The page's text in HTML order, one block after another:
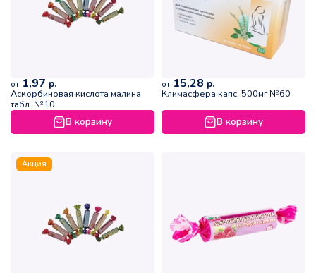
от 1,97 р.
Аскорбиновая кислота малина
табл. №10
В корзину
от 15,28 р.
Климасфера капс. 500мг №60
В корзину
Акция